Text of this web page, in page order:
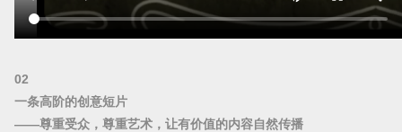
02
一条高阶的创意短片
——尊重受众，尊重艺术，让有价值的内容自然传播